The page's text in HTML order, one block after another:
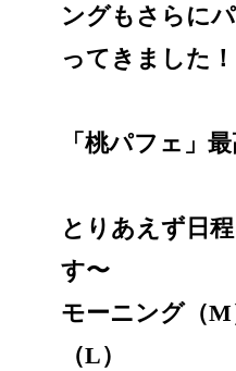
ングもさらに
ってきました！
「桃パフェ」
とりあえず日
す〜
モーニング（
（L）